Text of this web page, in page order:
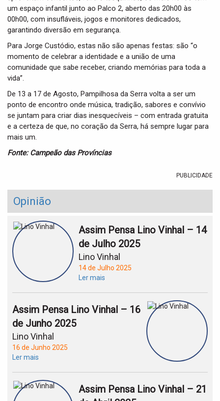
um espaço infantil junto ao Palco 2, aberto das 20h00 às
00h00, com insufláveis, jogos e monitores dedicados,
garantindo diversão em segurança.
Para Jorge Custódio, estas não são apenas festas: são “o
momento de celebrar a identidade e a união de uma
comunidade que sabe receber, criando memórias para toda a
vida”.
De 13 a 17 de Agosto, Pampilhosa da Serra volta a ser um
ponto de encontro onde música, tradição, sabores e convívio
se juntam para criar dias inesquecíveis – com entrada gratuita
e a certeza de que, no coração da Serra, há sempre lugar para
mais um.
Fonte: Campeão das Províncias
PUBLICIDADE
Opinião
Assim Pensa Lino Vinhal – 14
de Julho 2025
Lino Vinhal
14 de Julho 2025
Ler mais
Assim Pensa Lino Vinhal – 16
de Junho 2025
Lino Vinhal
16 de Junho 2025
Ler mais
Assim Pensa Lino Vinhal – 21